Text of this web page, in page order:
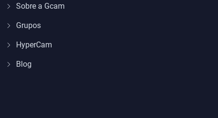
Sobre a Gcam
Grupos
HyperCam
Blog